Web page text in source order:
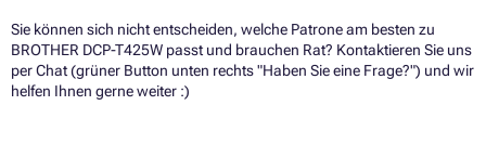
Sie können sich nicht entscheiden, welche Patrone am besten zu
BROTHER DCP-T425W passt und brauchen Rat? Kontaktieren Sie uns
per Chat (grüner Button unten rechts "Haben Sie eine Frage?") und wir
helfen Ihnen gerne weiter :)